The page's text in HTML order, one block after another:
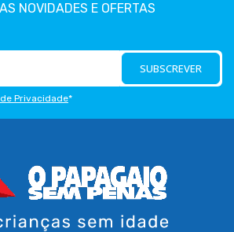
NOVIDADES E OFERTAS
SUBSCREVER
Privacidade*